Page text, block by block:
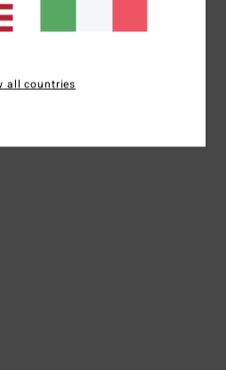
70% cotone, 30%
all countries